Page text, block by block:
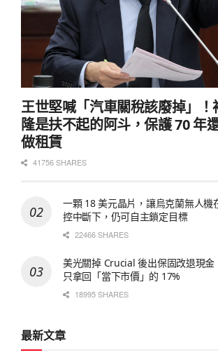
王世堅喊「汽車關稅該廢掉」！
隆是扶不起的阿斗，保護 70 年
做租賃
41756 SHARES
一顆 18 美元晶片，讓烏克蘭無人機
控中斷下，仍可自主鎖定目標
22466 SHARES
美光關掉 Crucial 後出保固改退現金
只拿回「當下市價」的 17%
18995 SHARES
最新文章